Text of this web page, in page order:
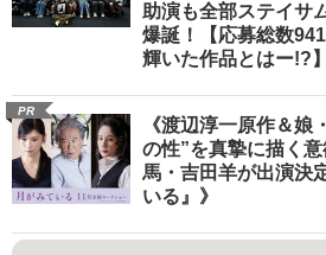
助演も全部ステイサ
爆誕！【応募総数
輝いた作品とはー!?】
PR
《渡辺淳一原作＆娘
の性”を真摯に描く
馬・吉田羊が出演決
いる』》